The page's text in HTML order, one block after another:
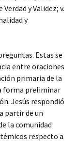
y Validez; v.
y
Estas se
entre oraciones
primaria de la
forma preliminar
Jesús respondió
partir de un
la comunidad
respecto a